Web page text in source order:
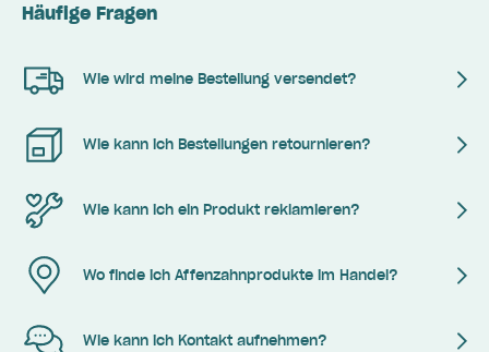
Häufige Fragen
Wie wird meine Bestellung versendet?
Wie kann ich Bestellungen retournieren?
Wie kann ich ein Produkt reklamieren?
Wo finde ich Affenzahnprodukte im Handel?
Wie kann ich Kontakt aufnehmen?